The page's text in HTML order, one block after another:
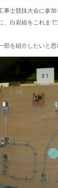
事士競技大会に参加
、白岩組をこれま
を紹介したいと思